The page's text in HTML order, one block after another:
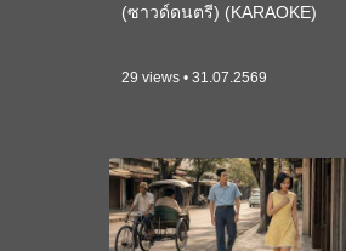
(ซาวด์ดนตรี) (KARAOKE)
29 views • 31.07.2569